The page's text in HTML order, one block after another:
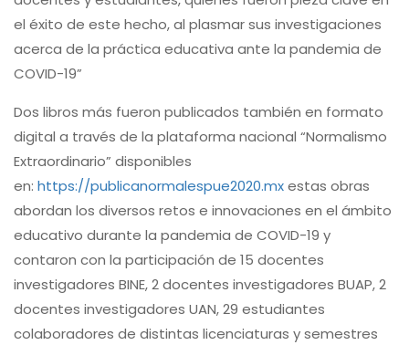
el éxito de este hecho, al plasmar sus investigaciones
acerca de la práctica educativa ante la pandemia de
COVID-19”
Dos libros más fueron publicados también en formato
digital a través de la plataforma nacional “Normalismo
Extraordinario” disponibles
en: https://publicanormalespue2020.mxestas obras
abordan los diversos retos e innovaciones en el ámbito
educativo durante la pandemia de COVID-19 y
contaron con la participación de 15 docentes
investigadores BINE, 2 docentes investigadores BUAP, 2
docentes investigadores UAN, 29 estudiantes
colaboradores de distintas licenciaturas y semestres